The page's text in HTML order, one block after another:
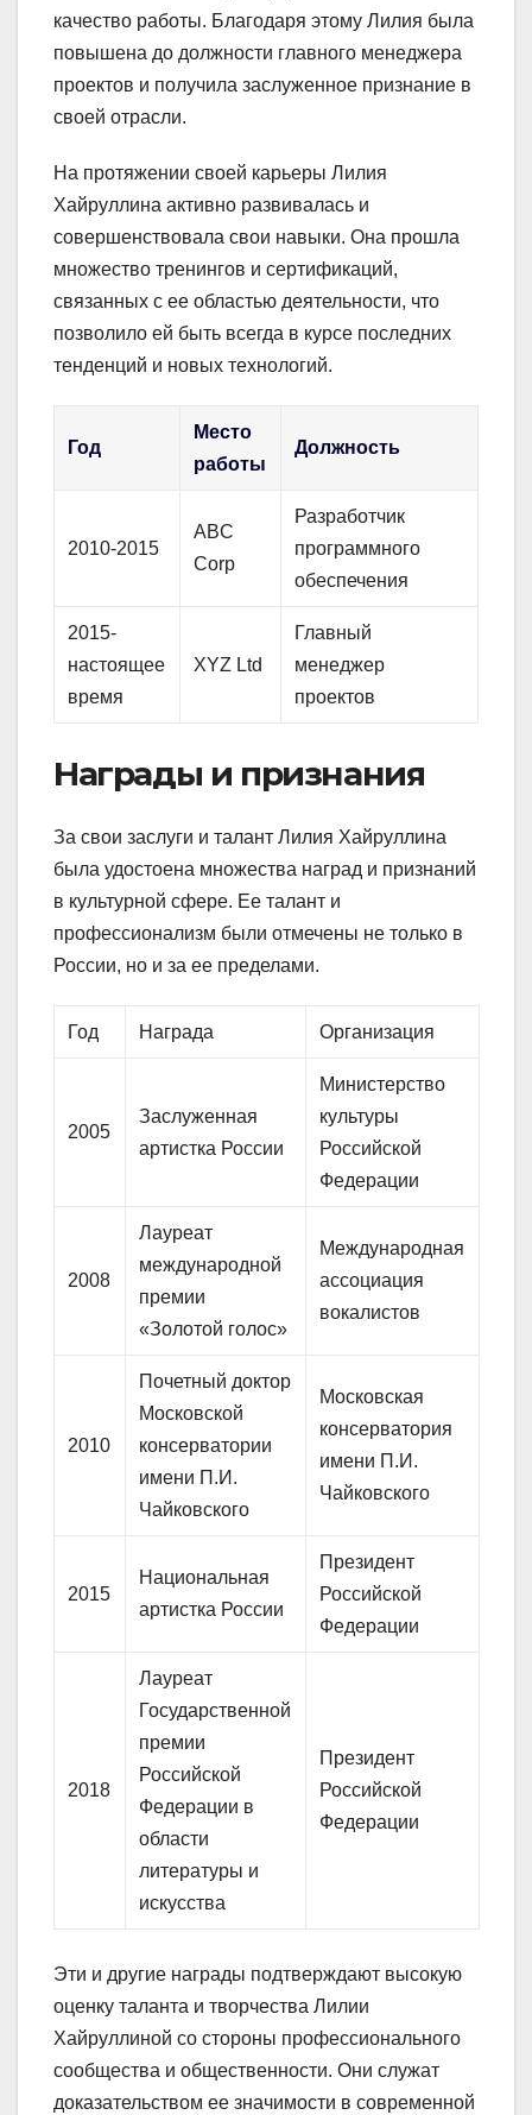
качество работы. Благодаря этому Лилия была
повышена до должности главного менеджера
проектов и получила заслуженное признание в
своей отрасли.
На протяжении своей карьеры Лилия
Хайруллина активно развивалась и
совершенствовала свои навыки. Она прошла
множество тренингов и сертификаций,
связанных с ее областью деятельности, что
позволило ей быть всегда в курсе последних
тенденций и новых технологий.
Год
Место
работы
Должность
2010-2015
ABC
Corp
Разработчик
программного
обеспечения
2015-
настоящее
время
XYZ Ltd
Главный
менеджер
проектов
Награды и признания
За свои заслуги и талант Лилия Хайруллина
была удостоена множества наград и признаний
в культурной сфере. Ее талант и
профессионализм были отмечены не только в
России, но и за ее пределами.
Год Награда Организация
2005
Заслуженная
артистка России
Министерство
культуры
Российской
Федерации
2008
Лауреат
международной
премии
«Золотой голос»
Международная
ассоциация
вокалистов
2010
Почетный доктор
Московской
консерватории
имени П.И.
Чайковского
Московская
консерватория
имени П.И.
Чайковского
2015
Национальная
артистка России
Президент
Российской
Федерации
2018
Лауреат
Государственной
премии
Российской
Федерации в
области
литературы и
искусства
Президент
Российской
Федерации
Эти и другие награды подтверждают высокую
оценку таланта и творчества Лилии
Хайруллиной со стороны профессионального
сообщества и общественности. Они служат
доказательством ее значимости в современной